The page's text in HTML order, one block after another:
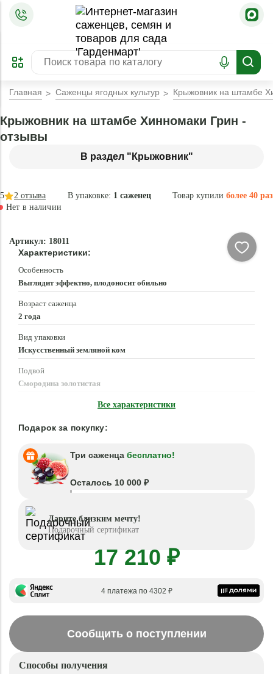
ПРЕДЗАКАЗ
ЗАБРОНИРОВАТЬ
ЛУЧШЕЕ
Главная Саженцы ягодных культур Крыжовник на штамбе
В раздел "Крыжовник"
Крыжовник на штамбе Хинномаки Грин -
отзывы
В упаковке: 1 саженец Товар купили более 40 раз
5 2 отзыва
Нет в наличии
Артикул: 18011
Характеристики:
Особенность
Выглядит эффектно, плодоносит обильно
Возраст саженца
2 года
Вид упаковки
Искусственный земляной ком
Подвой
Смородина золотистая
Все характеристики
Подарок за покупку:
Три саженца бесплатно!
Осталось 10 000 ₽
Дарите близким мечту!
Подарочный сертификат
17 210 ₽
4 платежа по 4302 ₽
Сообщить о поступлении
Способы получения